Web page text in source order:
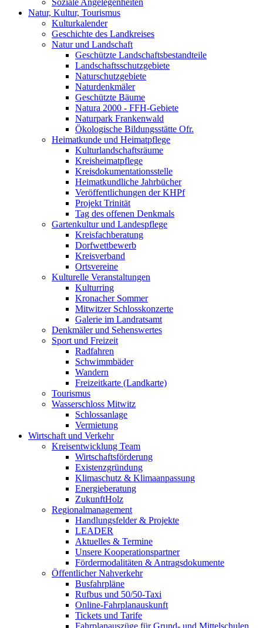
Soziale Angelegenheiten
Natur, Kultur, Tourismus
Kulturkalender
Geschichte des Landkreises
Natur und Landschaft
Geschützte Landschaftsbestandteile
Landschaftsschutzgebiete
Naturschutzgebiete
Naturdenkmäler
Geschützte Bäume
Natura 2000 - FFH-Gebiete
Naturpark Frankenwald
Ökologische Bildungsstätte Ofr.
Heimatkunde und Heimatpflege
Kulturlandschaftsräume
Kreisheimatpflege
Kreisdokumentationsstelle
Heimatkundliche Jahrbücher
Veröffentlichungen der KHPf
Projekt Trinität
Tag des offenen Denkmals
Gartenkultur und Landespflege
Kreisfachberatung
Dorfwettbewerb
Kreisverband
Ortsvereine
Kulturelle Veranstaltungen
Kulturring
Kronacher Sommer
Mitwitzer Schlosskonzerte
Galerie im Landratsamt
Denkmäler und Sehenswertes
Sport und Freizeit
Radfahren
Schwimmbäder
Wandern
Freizeitkarte (Landkarte)
Tourismus
Wasserschloss Mitwitz
Schlossanlage
Vermietung
Wirtschaft und Verkehr
Kreisentwicklung Team
Wirtschaftsförderung
Existenzgründung
Klimaschutz & Klimaanpassung
Energieberatung
ZukunftHolz
Regionalmanagement
Handlungsfelder & Projekte
LEADER
Aktuelles & Termine
Unsere Kooperationspartner
Fördermodalitäten & Antragsdokumente
Öffentlicher Nahverkehr
Busfahrpläne
Rufbus und 50/50-Taxi
Online-Fahrplanauskunft
Tickets und Tarife
Fahrplanauszüge für Grund- und Mittelschulen